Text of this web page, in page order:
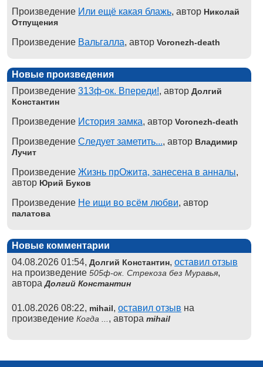
Произведение Или ещё какая блажь, автор Николай
Отпущения
Произведение Вальгалла, автор Voronezh-death
Новые произведения
Произведение 313ф-ок. Впереди!, автор Долгий
Константин
Произведение История замка, автор Voronezh-death
Произведение Следует заметить..., автор Владимир
Лучит
Произведение Жизнь прОжита, занесена в анналы,
автор Юрий Буков
Произведение Не ищи во всём любви, автор
палатова
Новые комментарии
04.08.2026 01:54, Долгий Константин, оставил отзыв
на произведение 505ф-ок. Стрекоза без Муравья,
автораДолгий Константин
01.08.2026 08:22, mihail, оставил отзыв на
произведение Когда ... , автора mihail